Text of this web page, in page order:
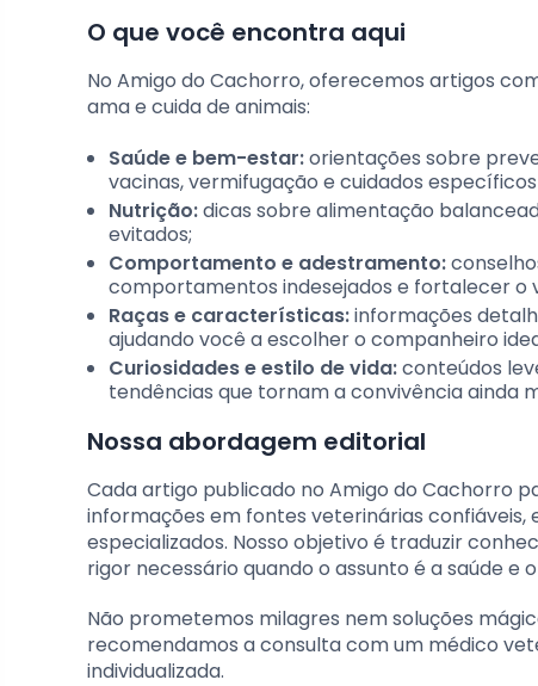
O que você encontra aqui
No Amigo do Cachorro, oferecemos artigos
ama e cuida de animais:
Saúde e bem-estar:orientações sobre
vacinas, vermifugação e cuidados
Nutrição:dicas sobre alimentação
evitados;
Comportamento e adestramento:
comportamentos indesejados e fortalecer o
Raças e características:informações
ajudando você a escolher o companheiro
Curiosidades e estilo de vida:conteúdos
tendências que tornam a convivência ainda
Nossa abordagem editorial
Cada artigo publicado no Amigo do Cachorro
informações em fontes veterinárias confiáveis,
especializados. Nosso objetivo é traduzir
rigor necessário quando o assunto é a saúde e
Não prometemos milagres nem soluções
recomendamos a consulta com um médico
individualizada.